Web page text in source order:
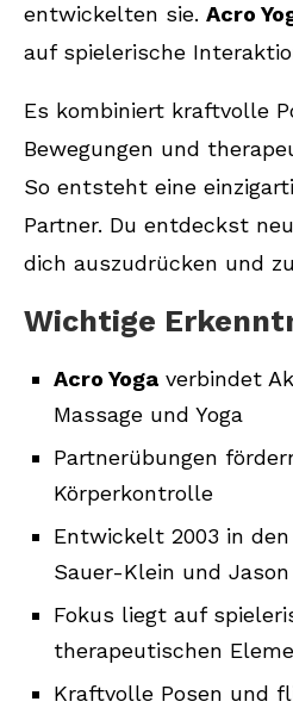
Kann man Acro
Welche Tipps gibt
ins Acro Yoga?
Was ist die Acro
entwickelten sie. Acro
auf spielerische
Es kombiniert kraftvolle
Bewegungen und
So entsteht eine
Partner. Du entdeckst
dich auszudrücken und
Wichtige
Acro Yoga verbindet
Massage und Yoga
Partnerübungen
Körperkontrolle
Entwickelt 2003 in
Sauer-Klein und
Fokus liegt auf
therapeutischen
Kraftvolle Posen und